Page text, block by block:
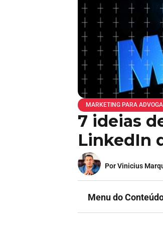
MARKETING PARA
7 ideias
LinkedIn
Por Vinicius
Menu do